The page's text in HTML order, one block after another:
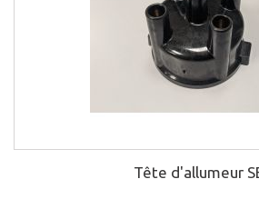
Tête d'allumeur